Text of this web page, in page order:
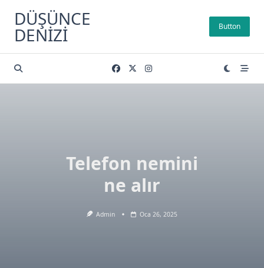
content
DÜŞÜNCE
DENIZI Button
Telefon nemini
ne alır
Admin Oca 26, 2025